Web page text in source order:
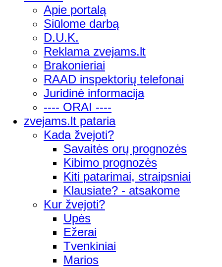
Apie portalą
Siūlome darbą
D.U.K.
Reklama zvejams.lt
Brakonieriai
RAAD inspektorių telefonai
Juridinė informacija
---- ORAI ----
zvejams.lt pataria
Kada žvejoti?
Savaitės orų prognozės
Kibimo prognozės
Kiti patarimai, straipsniai
Klausiate? - atsakome
Kur žvejoti?
Upės
Ežerai
Tvenkiniai
Marios